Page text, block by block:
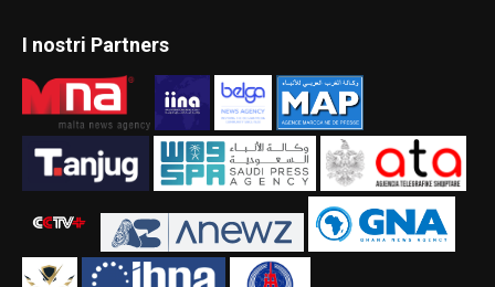
I nostri Partners